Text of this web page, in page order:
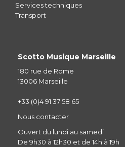
Services techniques
Transport
Scotto Musique Marseille
180 rue de Rome
13006 Marseille
+33 (0)4 91 37 58 65
Nous contacter
Ouvert du lundi au samedi
De 9h30 à 12h30 et de 14h à 19h